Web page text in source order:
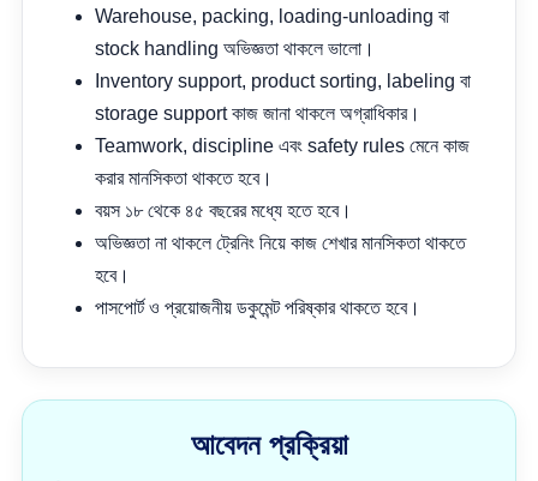
Warehouse, packing, loading-unloading বা
stock handling অভিজ্ঞতা থাকলে ভালো।
Inventory support, product sorting, labeling বা
storage support কাজ জানা থাকলে অগ্রাধিকার।
Teamwork, discipline এবং safety rules মেনে কাজ
করার মানসিকতা থাকতে হবে।
বয়স ১৮ থেকে ৪৫ বছরের মধ্যে হতে হবে।
অভিজ্ঞতা না থাকলে ট্রেনিং নিয়ে কাজ শেখার মানসিকতা থাকতে
হবে।
পাসপোর্ট ও প্রয়োজনীয় ডকুমেন্ট পরিষ্কার থাকতে হবে।
আবেদন প্রক্রিয়া